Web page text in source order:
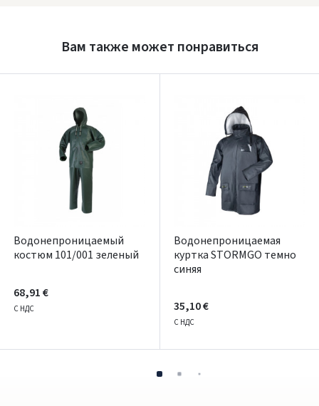
Вам также может понравиться
Водонепроницаемый
костюм 101/001 зеленый
68,91 €
С НДС
Водонепроницаемая
куртка STORMGO темно
синяя
35,10 €
С НДС
Pamiršote slaptažodį?
Dar neturite paskyros? Registruokites